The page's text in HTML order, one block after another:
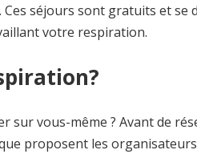
séjours sont gratuits et se
votre respiration.
sur vous-même ? Avant de
proposent les